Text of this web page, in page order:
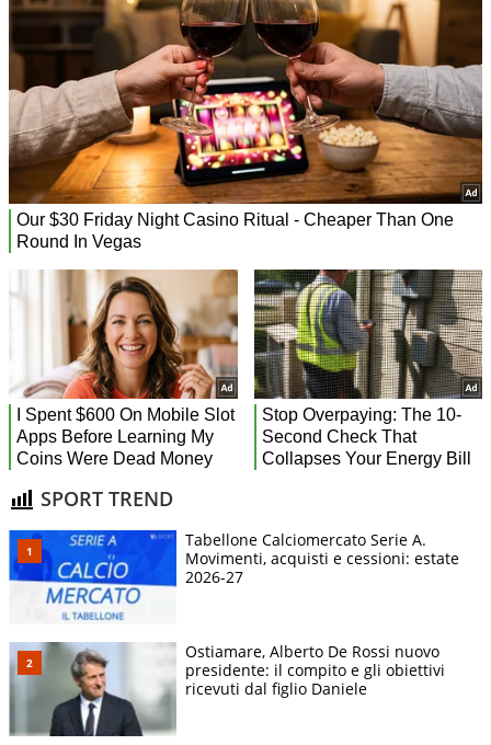
SPORT TREND
Tabellone Calciomercato Serie A.
Movimenti, acquisti e cessioni: estate
2026-27
Ostiamare, Alberto De Rossi nuovo
presidente: il compito e gli obiettivi
ricevuti dal figlio Daniele